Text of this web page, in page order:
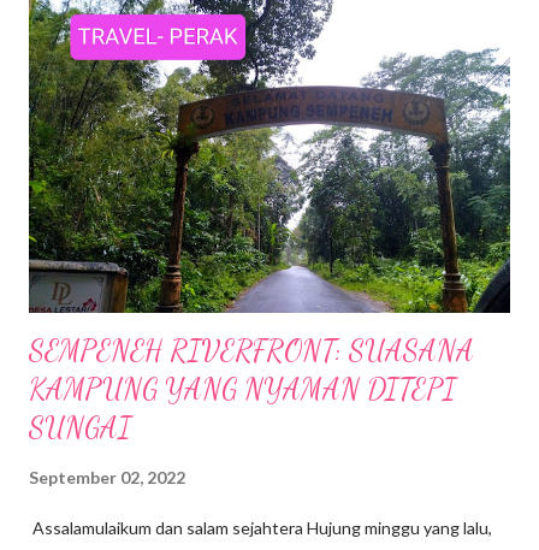
SEMPENEH RIVERFRONT: SUASANA
KAMPUNG YANG NYAMAN DITEPI
SUNGAI
September 02, 2022
Assalamulaikum dan salam sejahtera Hujung minggu yang lalu,